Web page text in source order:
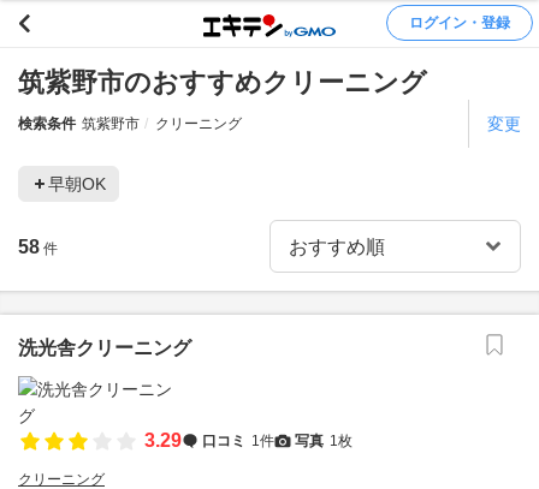
ログイン・登録
筑紫野市のおすすめクリーニング
検索条件 筑紫野市 クリーニング 変更
早朝OK
58 件
洗光舎クリーニング
3.29 口コミ 1件 写真 1枚
クリーニング